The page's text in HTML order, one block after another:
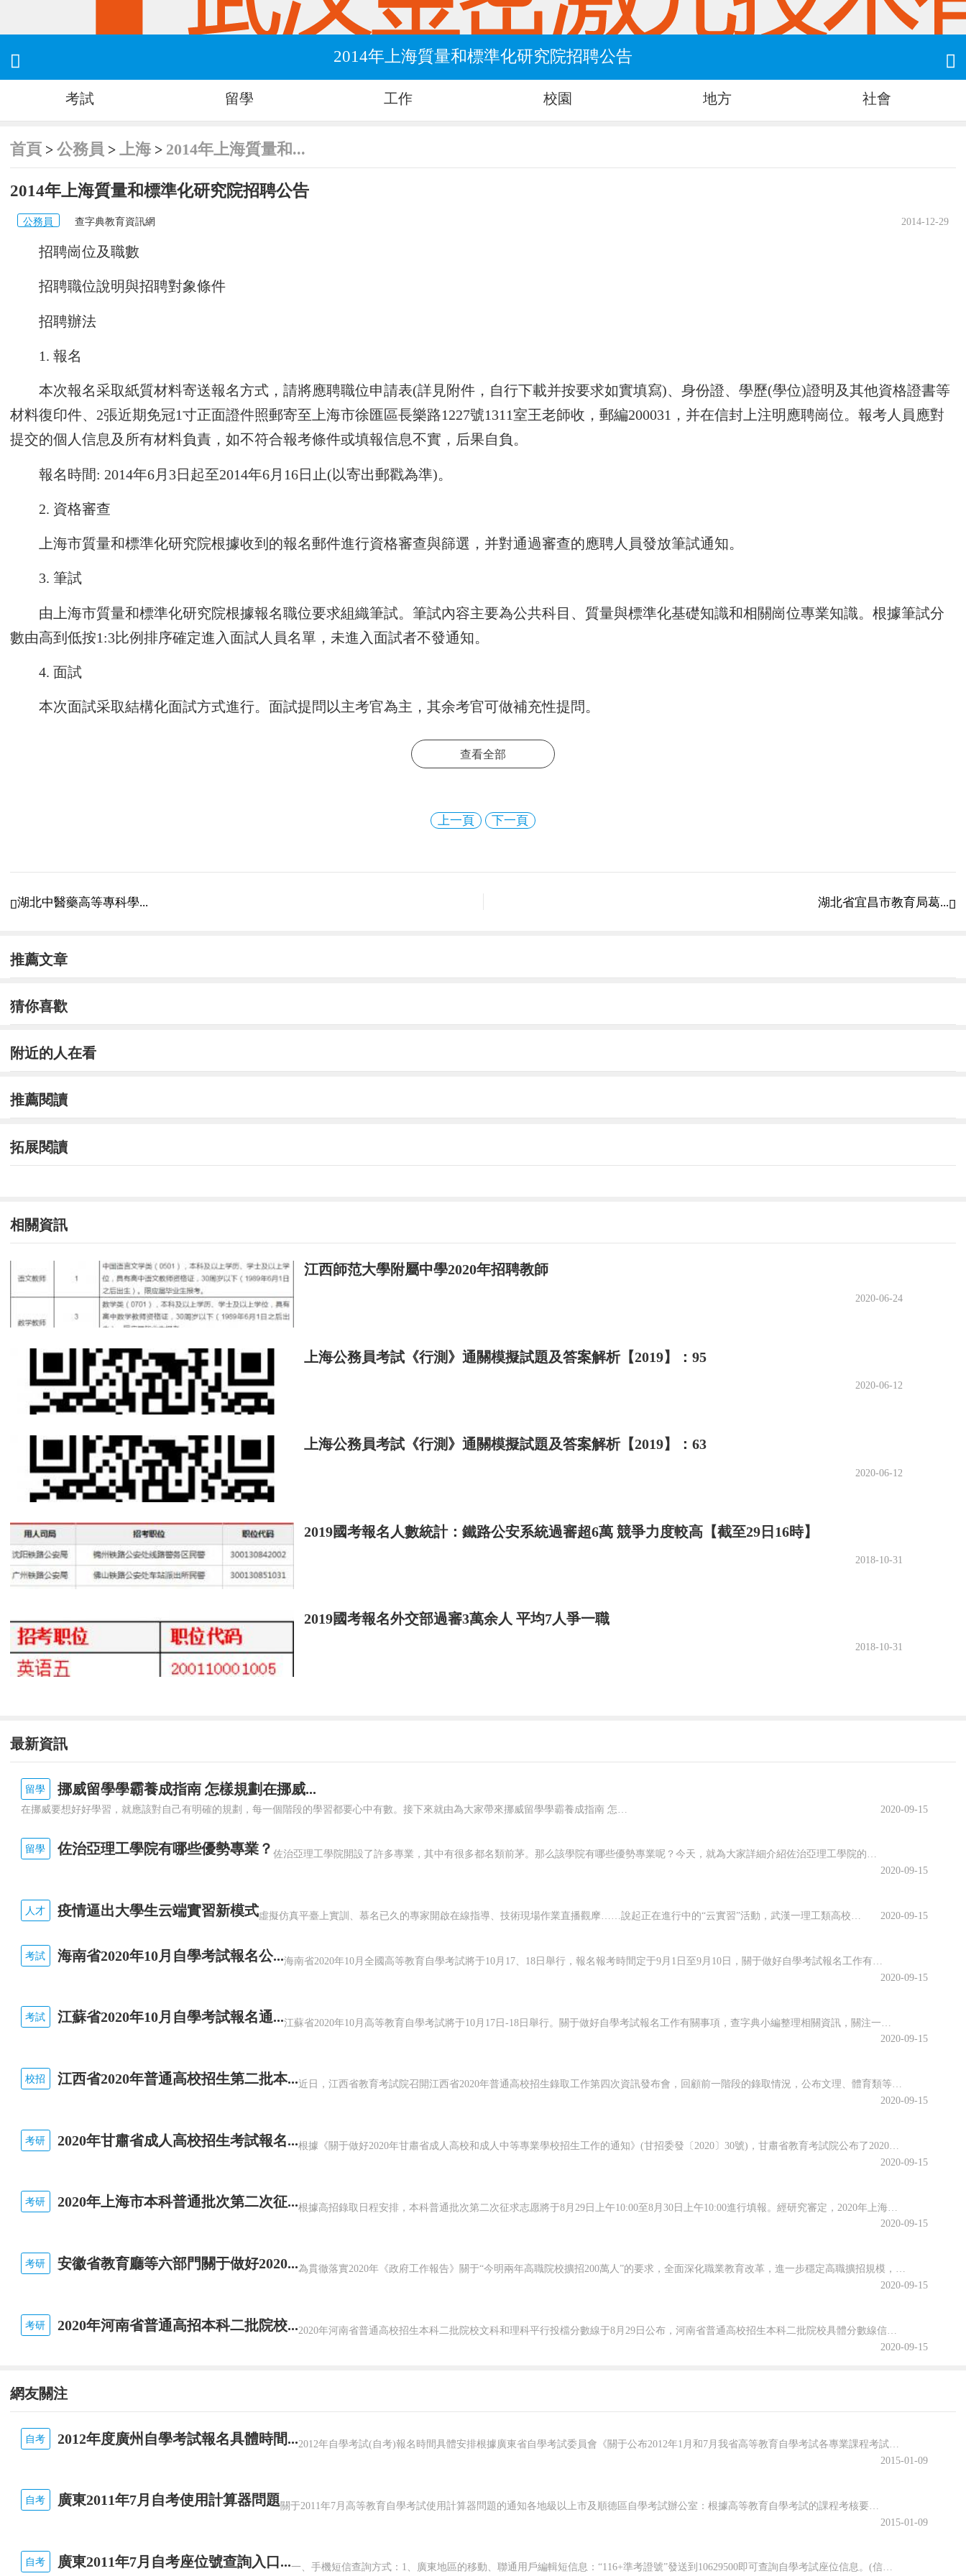
 2014年上海質量和標準化研究院招聘公告 
考試 留學 工作 校園 地方 社會
首頁 >公務員 >上海 > 2014年上海質量和...
2014年上海質量和標準化研究院招聘公告
公務員 查字典教育資訊網 2014-12-29
招聘崗位及職數
招聘職位說明與招聘對象條件
招聘辦法
1. 報名
本次報名采取紙質材料寄送報名方式，請將應聘職位申請表(詳見附件，自行下載并按要求如實填寫)、身份證、學歷(學位)證明及其他資格證書等
材料復印件、2張近期免冠1寸正面證件照郵寄至上海市徐匯區長樂路1227號1311室王老師收，郵編200031，并在信封上注明應聘崗位。報考人員應對
提交的個人信息及所有材料負責，如不符合報考條件或填報信息不實，后果自負。
報名時間: 2014年6月3日起至2014年6月16日止(以寄出郵戳為準)。
2. 資格審查
上海市質量和標準化研究院根據收到的報名郵件進行資格審查與篩選，并對通過審查的應聘人員發放筆試通知。
3. 筆試
由上海市質量和標準化研究院根據報名職位要求組織筆試。筆試內容主要為公共科目、質量與標準化基礎知識和相關崗位專業知識。根據筆試分
數由高到低按1:3比例排序確定進入面試人員名單，未進入面試者不發通知。
4. 面試
本次面試采取結構化面試方式進行。面試提問以主考官為主，其余考官可做補充性提問。
由上海市質量和標準化研究院組織考察，主要考察應聘人員的思想政治素質、遵紀守法情況、道德品質和誠信記錄等，并對應聘人員的報考資格
進行復審。
根據考核、體檢、考察結果，對擬錄用人員在“21世紀人才網”(www.21cnhr.gov.cn)進行公示，公示時間一般不少于7天。公示無異議，報上級主管
相關待遇和其他事項
上述人員一經錄用，其工資、獎金、福利和社會保險等按照有關規定執行。
聯系方式
聯系電話：021-54045967
附件：
應聘職位申請表（應聘職位： ）
任自負（若被聘用，單位可隨時解除聘用關系）。
查看全部
上一頁 下一頁
湖北中醫藥高等專科學... 
湖北省宜昌市教育局葛...
推薦文章
猜你喜歡
附近的人在看
推薦閱讀
拓展閱讀
相關資訊
江西師范大學附屬中學2020年招聘教師
2020-06-24
上海公務員考試《行測》通關模擬試題及答案解析【2019】：95
2020-06-12
上海公務員考試《行測》通關模擬試題及答案解析【2019】：63
2020-06-12
2019國考報名人數統計：鐵路公安系統過審超6萬 競爭力度較高【截至29日16時】
2018-10-31
2019國考報名外交部過審3萬余人 平均7人爭一職
2018-10-31
最新資訊
留學 挪威留學學霸養成指南 怎樣規劃在挪威...
2020-09-15
留學 佐治亞理工學院有哪些優勢專業？
佐治亞理工學院開設了許多專業，其中有很多都名類前茅。那么該學院有哪些優勢專業呢？今天，就為大家詳細介紹佐治亞理工學院的優勢專業，感興趣的小伙伴一起來看看吧！佐治亞理工學院優勢專業1.商學院優勢專業：生產管理專業佐治亞理工學院生產管理是為期兩年的碩士課程，將教學生如何運用可持續系統設計和持續改進等基本...
2020-09-15
人才 疫情逼出大學生云端實習新模式 2020-09-15
考試 海南省2020年10月自學考試報名公...
2020-09-15
考試 江蘇省2020年10月自學考試報名通...
2020-09-15
校招 江西省2020年普通高校招生第二批本...
近日，江西省教育考試院召開江西省2020年普通高校招生錄取工作第四次資訊發布會，回顧前一階段的錄取情況，公布文理、體育類等第二批本科批次和藝術類普通批本科的投檔情況。查字典小編整理相關資訊，關注一下~江西省2020年普通高校招生第二批本科批次(含藝術類普通批本科)投檔情況發布8月25日上午，省教育考...
2020-09-15
考研 2020年甘肅省成人高校招生考試報名...
根據《關于做好2020年甘肅省成人高校和成人中等專業學校招生工作的通知》(甘招委發〔2020〕30號)，甘肅省教育考試院公布了2020年成人高校招生考試報名時間，詳細成人高考網上報名工作安排通知，跟隨查字典小編一起關注一下~2020年甘肅省成人高校招生考試報名時間確定根據《關于做好2020年甘肅省成...
2020-09-15
考研 2020年上海市本科普通批次第二次征...
根據高招錄取日程安排，本科普通批次第二次征求志愿將于8月29日上午10:00至8月30日上午10:00進行填報。經研究審定，2020年上海市普通高校招生本科普通批次第二次征求志愿降分控制線為385分。查字典小編整理相關資訊，關注一下~本科普通批次第二次征求志愿填報即將開始根據高招錄取日程安排，本科普...
2020-09-15
考研 安徽省教育廳等六部門關于做好2020...
為貫徹落實2020年《政府工作報告》關于“今明兩年高職院校擴招200萬人”的要求，全面深化職業教育改革，進一步穩定高職擴招規模，確保高質量完成2020年高職擴招專項工作，安徽省教育廳公布關于做好2020年高職院校擴招專項工作的通知。跟隨查字典小編一起關注一下吧~安徽省教育廳等六部門關于做好2020年...
2020-09-15
考研 2020年河南省普通高招本科二批院校...
2020年河南省普通高校招生本科二批院校文科和理科平行投檔分數線于8月29日公布，河南省普通高校招生本科二批院校具體分數線信息，跟隨查字典小編一起關注一下吧~2020年河南省普通高招本科二批院校平行投檔分數線2020年河南省普通高校招生本科二批院校平行投檔分數線(文科)2020年河南省普通高校招生本...
2020-09-15
網友關注
自考 2012年度廣州自學考試報名具體時間...
2015-01-09
自考 廣東2011年7月自考使用計算器問題
關于2011年7月高等教育自學考試使用計算器問題的通知各地級以上市及順德區自學考試辦公室：根據高等教育自學考試的課程考核要求，考生在參加2011年7月高等教育自學考試《高等數學（一）》等12門課程（詳見附件）考試時，不能使用任何型號的計算器；其余有計算要求的課程，允許考生使用簡單的、沒有程序存儲功能的計算器。請及時將本通知要求告知有關考生，并在每個考場公布本通知，監考時嚴格按要求執行。2011年7
2015-01-09
自考 廣東2011年7月自考座位號查詢入口... 一、手機短信查詢方式：1、廣東地區的移動、聯通用戶編輯短信息：“116+準考證號”發送到10629500即可查詢自學考試座位信息。(信息費：2元/條，不含基本通信費)。客服電話：0755-28811899。2、廣東地區的移動用戶編輯短信息：“GBW+準考證號”發送至10622168，即可查詢自學考試座位信息。(信息費：2元/條，不含通信費)。客服電話：020-83968009。3、廣東地區的聯通及